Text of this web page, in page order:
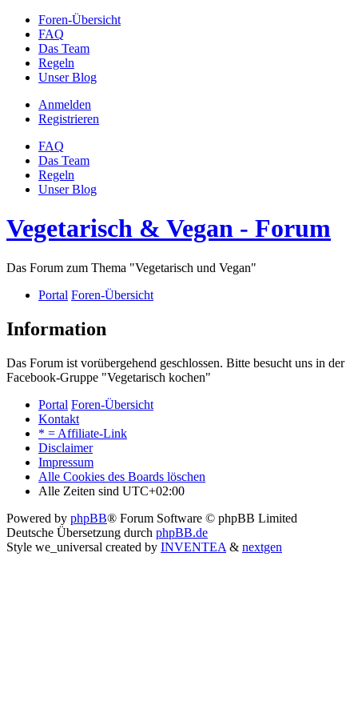
Foren-Übersicht
FAQ
Das Team
Regeln
Unser Blog
Anmelden
Registrieren
FAQ
Das Team
Regeln
Unser Blog
Vegetarisch & Vegan - Forum
Das Forum zum Thema "Vegetarisch und Vegan"
Portal Foren-Übersicht
Information
Das Forum ist vorübergehend geschlossen. Bitte besucht uns in der
Facebook-Gruppe "Vegetarisch kochen"
Portal Foren-Übersicht
Kontakt
* = Affiliate-Link
Disclaimer
Impressum
Alle Cookies des Boards löschen
Alle Zeiten sind UTC+02:00
Powered by phpBB® Forum Software © phpBB Limited
Deutsche Übersetzung durch phpBB.de
Style we_universal created by INVENTEA & nextgen